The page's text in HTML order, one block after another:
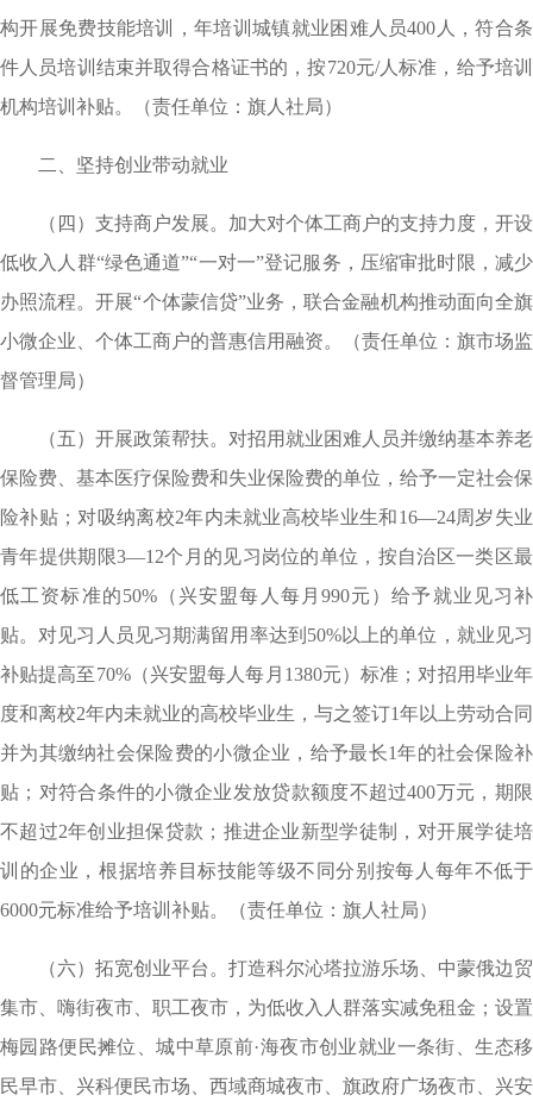
构开展免费技能培训，年培训城镇就业困难人员400人，符合条
件人员培训结束并取得合格证书的，按720元/人标准，给予培训
机构培训补贴。（责任单位：旗人社局）
二、坚持创业带动就业
（四）支持商户发展。加大对个体工商户的支持力度，开设
低收入人群“绿色通道”“一对一”登记服务，压缩审批时限，减少
办照流程。开展“个体蒙信贷”业务，联合金融机构推动面向全旗
小微企业、个体工商户的普惠信用融资。（责任单位：旗市场监
督管理局）
（五）开展政策帮扶。对招用就业困难人员并缴纳基本养老
保险费、基本医疗保险费和失业保险费的单位，给予一定社会保
险补贴；对吸纳离校2年内未就业高校毕业生和16—24周岁失业
青年提供期限3—12个月的见习岗位的单位，按自治区一类区最
低工资标准的50%（兴安盟每人每月990元）给予就业见习补
贴。对见习人员见习期满留用率达到50%以上的单位，就业见习
补贴提高至70%（兴安盟每人每月1380元）标准；对招用毕业年
度和离校2年内未就业的高校毕业生，与之签订1年以上劳动合同
并为其缴纳社会保险费的小微企业，给予最长1年的社会保险补
贴；对符合条件的小微企业发放贷款额度不超过400万元，期限
不超过2年创业担保贷款；推进企业新型学徒制，对开展学徒培
训的企业，根据培养目标技能等级不同分别按每人每年不低于
6000元标准给予培训补贴。（责任单位：旗人社局）
（六）拓宽创业平台。打造科尔沁塔拉游乐场、中蒙俄边贸
集市、嗨街夜市、职工夜市，为低收入人群落实减免租金；设置
梅园路便民摊位、城中草原前·海夜市创业就业一条街、生态移
民早市、兴科便民市场、西域商城夜市、旗政府广场夜市、兴安